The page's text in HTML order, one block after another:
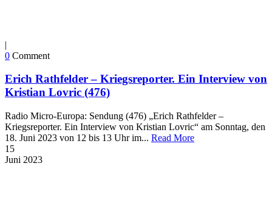
|
0 Comment
Erich Rathfelder – Kriegsreporter. Ein Interview von
Kristian Lovric (476)
Radio Micro-Europa: Sendung (476) „Erich Rathfelder –
Kriegsreporter. Ein Interview von Kristian Lovric“ am Sonntag, den
18. Juni 2023 von 12 bis 13 Uhr im... Read More
15
Juni 2023